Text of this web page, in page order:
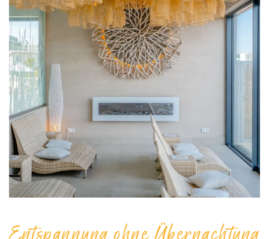
Entspannung ohne Übernachtung